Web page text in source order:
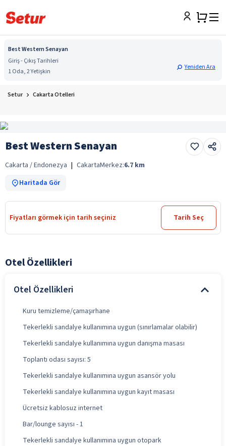
Best Western Senayan
Giriş - Çıkış Tarihleri
1 Oda, 2 Yetişkin
Yeniden Ara
Setur Cakarta Otelleri
Best Western Senayan
Cakarta / Endonezya | CakartaMerkez:6.7 km
Haritada Gör
Fiyatları görmek için tarih seçiniz Tarih Seç
Otel Özellikleri
Otel Özellikleri
Kuru temizleme/çamaşırhane
Tekerlekli sandalye kullanımına uygun (sınırlamalar olabilir)
Tekerlekli sandalye kullanımına uygun danışma masası
Toplantı odası sayısı: 5
Tekerlekli sandalye kullanımına uygun asansör yolu
Tekerlekli sandalye kullanımına uygun kayıt masası
Ücretsiz kablosuz internet
Bar/lounge sayısı - 1
Tekerlekli sandalye kullanımına uygun otopark